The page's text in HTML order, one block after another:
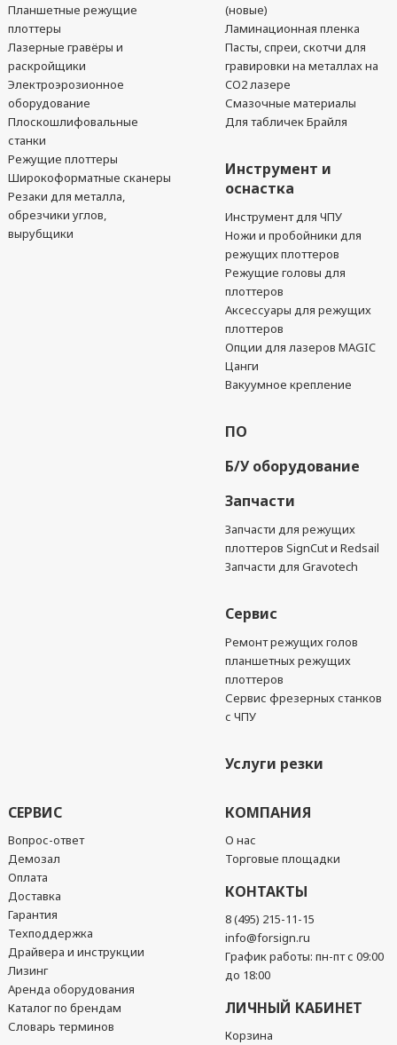
Планшетные режущие
плоттеры
Лазерные гравёры и
раскройщики
Электроэрозионное
оборудование
Плоскошлифовальные
станки
Режущие плоттеры
Широкоформатные сканеры
Резаки для металла,
обрезчики углов,
вырубщики
(новые)
Ламинационная пленка
Пасты, спреи, скотчи для
гравировки на металлах на
CO2 лазере
Смазочные материалы
Для табличек Брайля
Инструмент и
оснастка
Инструмент для ЧПУ
Ножи и пробойники для
режущих плоттеров
Режущие головы для
плоттеров
Аксессуары для режущих
плоттеров
Опции для лазеров MAGIC
Цанги
Вакуумное крепление
ПО
Б/У оборудование
Запчасти
Запчасти для режущих
плоттеров SignCut и Redsail
Запчасти для Gravotech
Сервис
Ремонт режущих голов
планшетных режущих
плоттеров
Сервис фрезерных станков
с ЧПУ
Услуги резки
СЕРВИС
Вопрос-ответ
Демозал
Оплата
Доставка
Гарантия
Техподдержка
Драйвера и инструкции
Лизинг
Аренда оборудования
Каталог по брендам
Словарь терминов
КОМПАНИЯ
О нас
Торговые площадки
КОНТАКТЫ
8 (495) 215-11-15
info@forsign.ru
График работы: пн-пт с 09:00
до 18:00
ЛИЧНЫЙ КАБИНЕТ
Корзина